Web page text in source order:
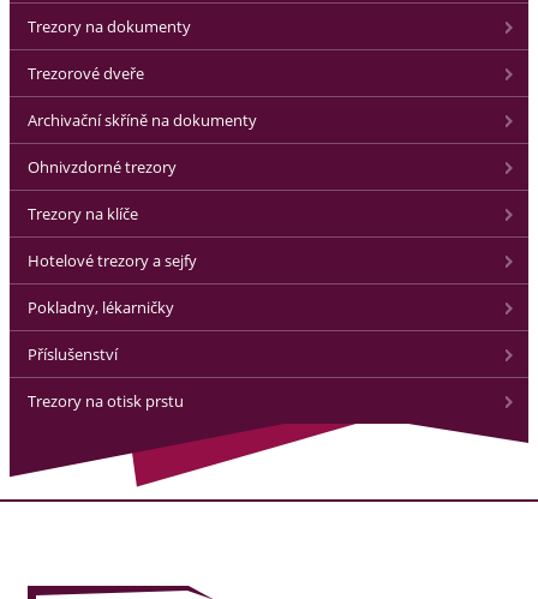
Trezory na dokumenty
Trezorové dveře
Archivační skříně na dokumenty
Ohnivzdorné trezory
Trezory na klíče
Hotelové trezory a sejfy
Pokladny, lékarničky
Příslušenství
Trezory na otisk prstu